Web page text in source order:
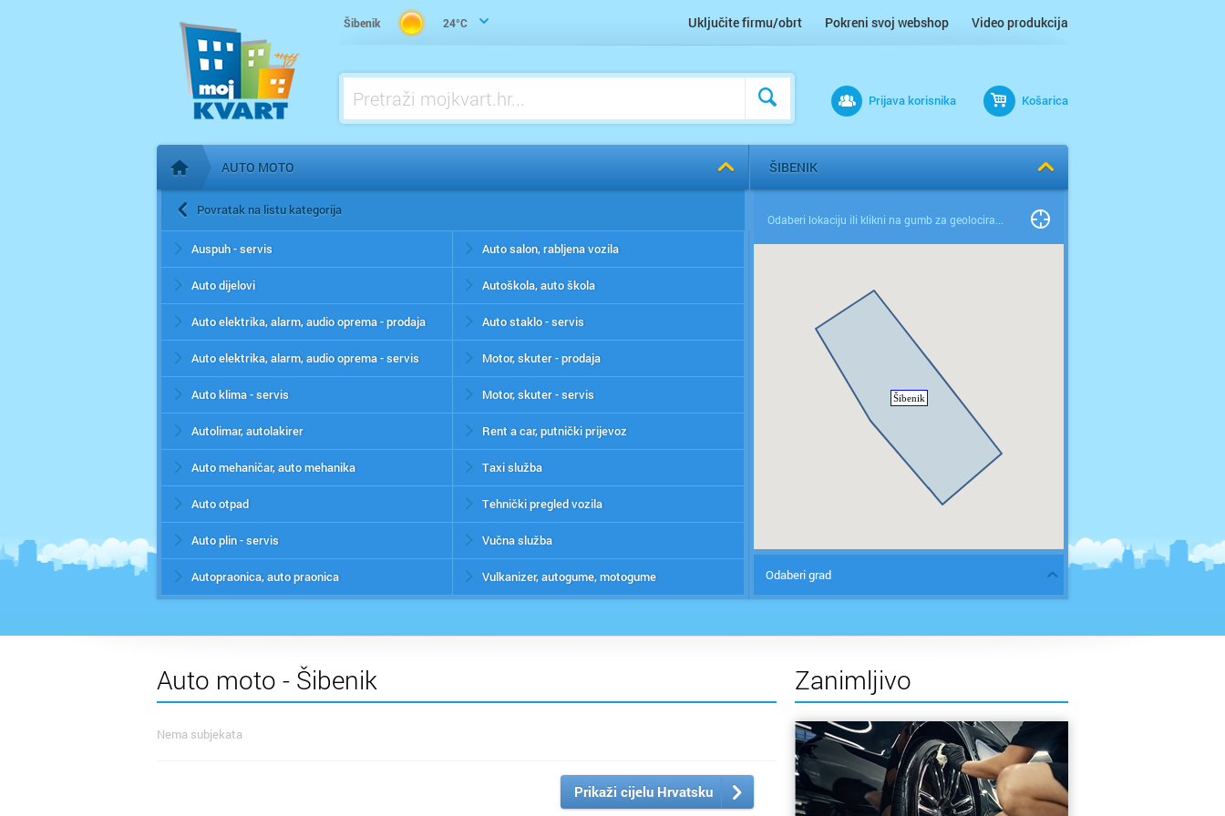
Šibenik 24°C Uključite firmu/obrt Pokreni svoj webshop Video produkcija
Prijava korisnika Košarica
Početna stranica
AUTO MOTO
Povratak na listu kategorija
Auspuh - servis
Auto dijelovi
Auto elektrika, alarm, audio oprema - prodaja
Auto elektrika, alarm, audio oprema - servis
Auto klima - servis
Autolimar, autolakirer
Auto mehaničar, auto mehanika
Auto otpad
Auto plin - servis
Autopraonica, auto praonica
Auto salon, rabljena vozila
Autoškola, auto škola
Auto staklo - servis
Motor, skuter - prodaja
Motor, skuter - servis
Rent a car, putnički prijevoz
Taxi služba
Tehnički pregled vozila
Vučna služba
Vulkanizer, autogume, motogume
ŠIBENIK
Odaberi grad
Auto moto - Šibenik
Nema subjekata
Prikaži cijelu Hrvatsku
Zanimljivo